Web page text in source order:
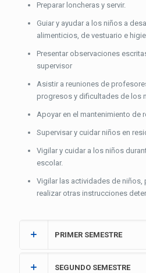
Preparar loncheras y servir.
Guiar y ayudar a los niños a
alimenticios, de vestuario e
Presentar observaciones
supervisor
Asistir a reuniones de
progresos y dificultades de los
Apoyar en el mantenimiento de
Supervisar y cuidar niños en
Vigilar y cuidar a los niños
escolar.
Vigilar las actividades de niños,
realizar otras instrucciones
PRIMER SEMESTRE
SEGUNDO SEMESTRE